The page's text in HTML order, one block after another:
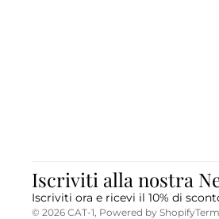
Iscriviti alla nostra
Iscriviti ora e ricevi il 10% di
© 2026 CAT-1 , Powered by Shopify